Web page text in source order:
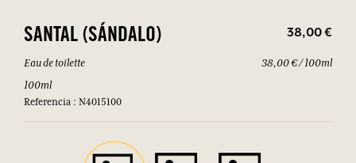
SANTAL (SÁNDALO) 38,00 €
Eau de toilette
100ml
Referencia : N4015100
38,00 € / 100ml